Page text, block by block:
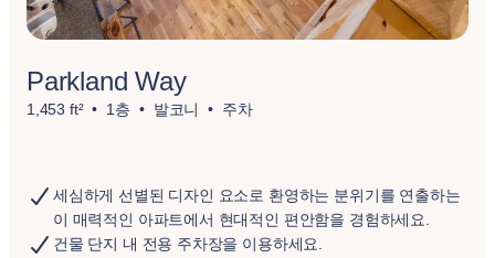
Parkland Way
1,453 ft² 1층 발코니 주차
세심하게 선별된 디자인 요소로 환영하는 분위기를 연출하는
이 매력적인 아파트에서 현대적인 편안함을 경험하세요.
건물 단지 내 전용 주차장을 이용하세요.